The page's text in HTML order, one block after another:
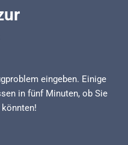
eingeben. Einige
in fünf Minuten, ob Sie